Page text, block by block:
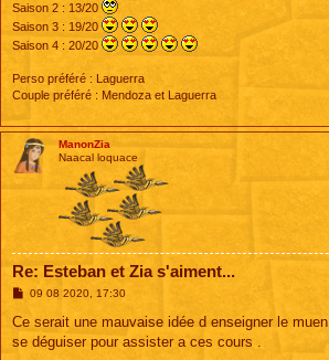
Saison 2 : 13/20
Saison 3 : 19/20
Saison 4 : 20/20
Perso préféré : Laguerra
Couple préféré : Mendoza et Laguerra
ManonZia
Naacal loquace
Re: Esteban et Zia s'aiment...
M
s
a
09 08 2020, 17:30
Ce serait une mauvaise idée d enseigner le
se déguiser pour assister a ces cours .